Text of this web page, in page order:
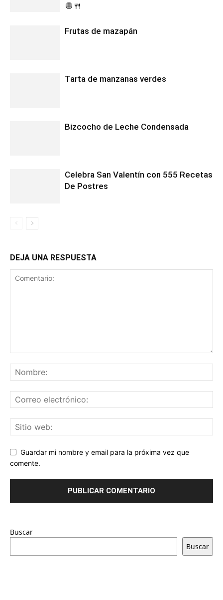
🧅🍴
Frutas de mazapán
Tarta de manzanas verdes
Bizcocho de Leche Condensada
Celebra San Valentín con 555 Recetas
De Postres
DEJA UNA RESPUESTA
Guardar mi nombre y email para la próxima vez que
comente.
Buscar
Buscar